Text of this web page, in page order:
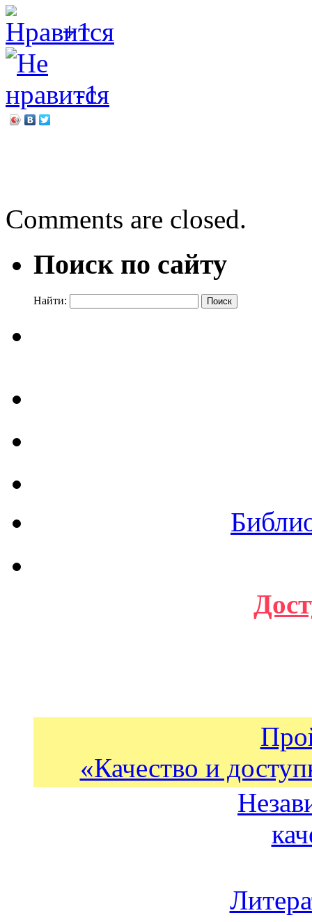
+1
-1
Comments are closed.
Поиск по сайту
Найти:
«Качество и